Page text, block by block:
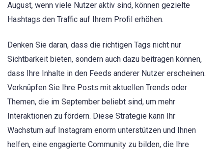
August, wenn viele Nutzer aktiv sind, können gezielte
Hashtags den Traffic auf Ihrem Profil erhöhen.
Denken Sie daran, dass die richtigen Tags nicht nur
Sichtbarkeit bieten, sondern auch dazu beitragen können,
dass Ihre Inhalte in den Feeds anderer Nutzer erscheinen.
Verknüpfen Sie Ihre Posts mit aktuellen Trends oder
Themen, die im September beliebt sind, um mehr
Interaktionen zu fördern. Diese Strategie kann Ihr
Wachstum auf Instagram enorm unterstützen und Ihnen
helfen, eine engagierte Community zu bilden, die Ihre